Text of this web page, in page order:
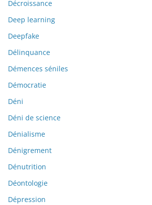
Décroissance
Deep learning
Deepfake
Délinquance
Démences séniles
Démocratie
Déni
Déni de science
Dénialisme
Dénigrement
Dénutrition
Déontologie
Dépression